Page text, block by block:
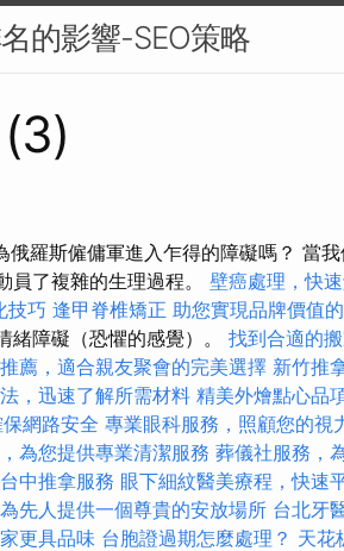
的影響-SEO策略
羅斯僱傭軍進入乍得的障礙嗎？ 當
員了複雜的生理過程。 壁癌處理，快
技巧 逢甲脊椎矯正 助您實現品牌價值
緒障礙（恐懼的感覺）。 找到合適的
薦，適合親友聚會的完美選擇 新竹推
，迅速了解所需材料 精美外燴點心品
網路安全 專業眼科服務，照顧您的視
為您提供專業清潔服務 葬儀社服務，
台中推拿服務 眼下細紋醫美療程，快速
先人提供一個尊貴的安放場所 台北牙
更具品味 台胞證過期怎麼處理？ 天花